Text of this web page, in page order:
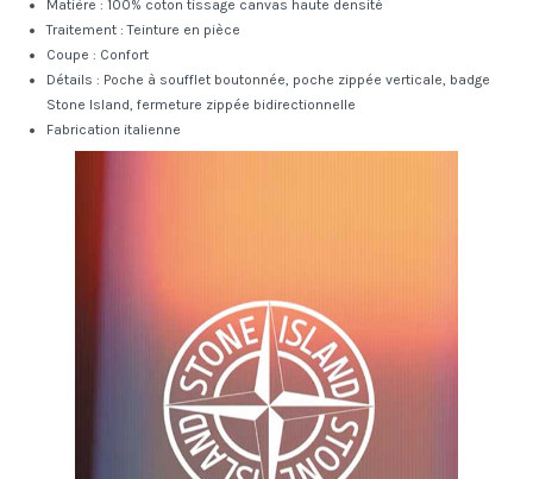
Matière : 100% coton tissage canvas haute densité
Traitement : Teinture en pièce
Coupe : Confort
Détails : Poche à soufflet boutonnée, poche zippée verticale, badge
Stone Island, fermeture zippée bidirectionnelle
Fabrication italienne